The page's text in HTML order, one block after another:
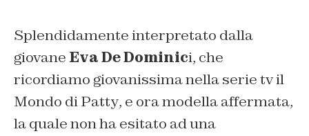
Splendidamente interpretato dalla
giovane Eva De Dominici, che
ricordiamo giovanissima nella serie tvil
Mondo diPatty, e ora modella affermata,
la quale non ha esitato ad una